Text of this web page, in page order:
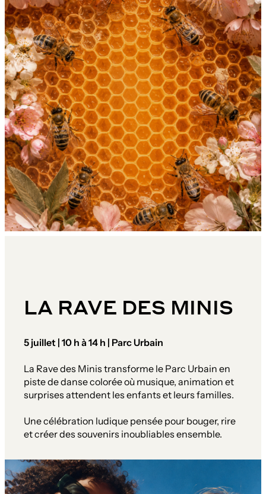
LA RAVE DES MINIS
5 juillet | 10 h à 14 h | Parc Urbain
La Rave des Minis transforme le Parc Urbain en
piste de danse colorée où musique, animation et
surprises attendent les enfants et leurs familles.
Une célébration ludique pensée pour bouger, rire
et créer des souvenirs inoubliables ensemble.